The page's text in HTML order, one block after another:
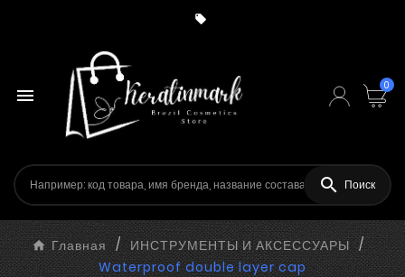

 0
 Поиск
Главная
ИНСТРУМЕНТЫ И АКСЕССУАРЫ
Waterproof double layer cap